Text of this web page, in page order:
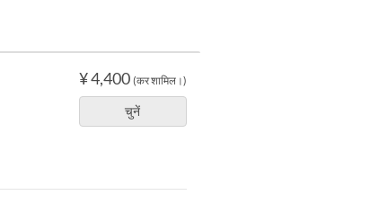
¥ 4,400 (कर शामिल।)
चुनें